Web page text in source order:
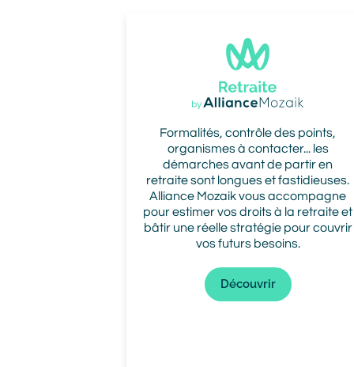
Image
Formalités, contrôle des points,
organismes à contacter... les
démarches avant de partir en
retraite sont longues et fastidieuses.
Alliance Mozaik vous accompagne
pour estimer vos droits à la retraite et
bâtir une réelle stratégie pour couvrir
vos futurs besoins.
Découvrir